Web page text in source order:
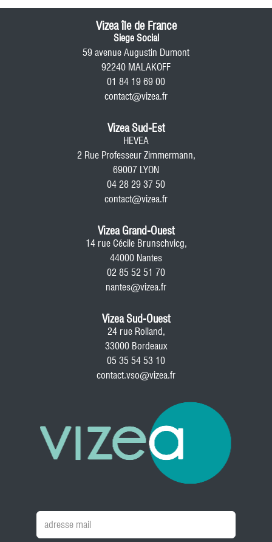
Vizea île de France
Siege Social
59 avenue Augustin Dumont
92240 MALAKOFF
01 84 19 69 00
contact@vizea.fr
Vizea Sud-Est
HEVEA
2 Rue Professeur Zimmermann,
69007 LYON
04 28 29 37 50
contact@vizea.fr
Vizea Grand-Ouest
14 rue Cécile Brunschvicg,
44000 Nantes
02 85 52 51 70
nantes@vizea.fr
Vizea Sud-Ouest
24 rue Rolland,
33000 Bordeaux
05 35 54 53 10
contact.vso@vizea.fr